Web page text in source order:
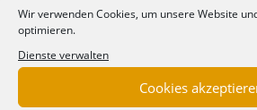
Wir verwenden Cookies, um unsere Website
optimieren.
Dienste verwalten
Cookies